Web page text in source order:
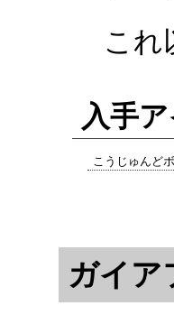
これ
入手
こうじゅんど
ガイア